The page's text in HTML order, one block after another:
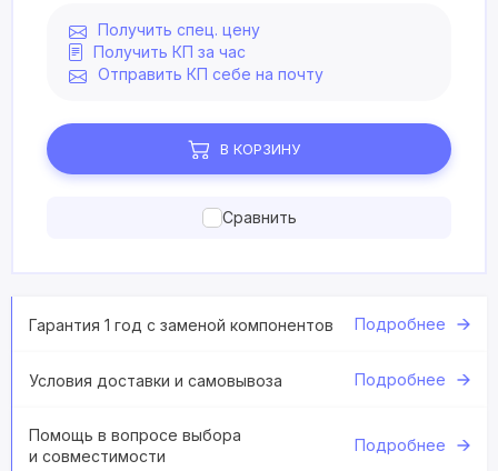
Получить спец. цену
Получить КП за час
Отправить КП себе на почту
В КОРЗИНУ
Сравнить
Гарантия 1 год с заменой компонентов Подробнее
Условия доставки и самовывоза Подробнее
Помощь в вопросе выбора
и совместимости
Подробнее